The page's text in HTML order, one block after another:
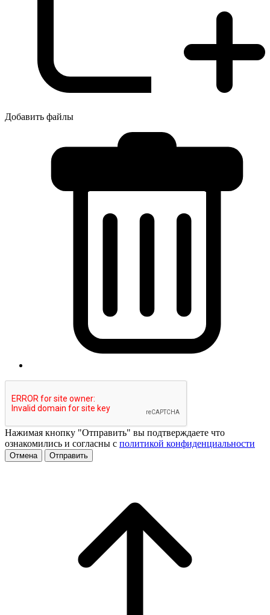
Добавить файлы
Нажимая кнопку "Отправить" вы подтверждаете что
ознакомились и согласны с политикой конфиденциальности
Отмена Отправить